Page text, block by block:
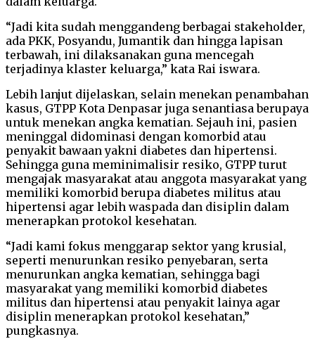
“Jadi kita sudah menggandeng berbagai stakeholder,
ada PKK, Posyandu, Jumantik dan hingga lapisan
terbawah, ini dilaksanakan guna mencegah
terjadinya klaster keluarga,” kata Rai iswara.
Lebih lanjut dijelaskan, selain menekan penambahan
kasus, GTPP Kota Denpasar juga senantiasa berupaya
untuk menekan angka kematian. Sejauh ini, pasien
meninggal didominasi dengan komorbid atau
penyakit bawaan yakni diabetes dan hipertensi.
Sehingga guna meminimalisir resiko, GTPP turut
mengajak masyarakat atau anggota masyarakat yang
memiliki komorbid berupa diabetes militus atau
hipertensi agar lebih waspada dan disiplin dalam
menerapkan protokol kesehatan.
“Jadi kami fokus menggarap sektor yang krusial,
seperti menurunkan resiko penyebaran, serta
menurunkan angka kematian, sehingga bagi
masyarakat yang memiliki komorbid diabetes
militus dan hipertensi atau penyakit lainya agar
disiplin menerapkan protokol kesehatan,”
pungkasnya.